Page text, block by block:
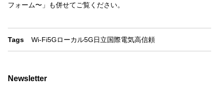
フォーム〜」も併せてご覧ください。
Tags Wi-Fi5Gローカル5G日立国際電気高信頼
Newsletter